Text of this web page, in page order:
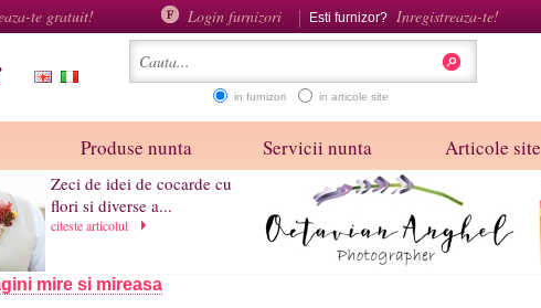
te gratuit! Login furnizori Esti furnizor? Inregistreaza-te!
in furnizori in articole site
Produse nunta Servicii nunta Articole site
Zeci de idei de cocarde cu
flori si diverse a...
citeste articolul
mire si mireasa